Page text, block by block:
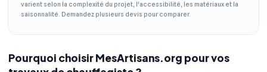
varient selon la complexité du projet, l'accessibilité, les matériaux et la
saisonnalité. Demandez plusieurs devis pour comparer.
Pourquoi choisir MesArtisans.org pour vos